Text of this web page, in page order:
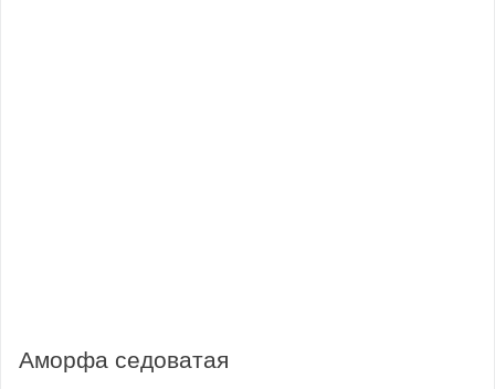
Аморфа седоватая